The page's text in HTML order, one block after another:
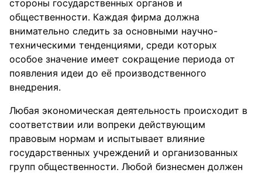
стороны государственных органов и
общественности. Каждая фирма должна
внимательно следить за основными научно-
техническими тенденциями, среди которых
особое значение имеет сокращение периода от
появления идеи до её производственного
внедрения.
Любая экономическая деятельность происходит в
соответствии или вопреки действующим
правовым нормам и испытывает влияние
государственных учреждений и организованных
групп общественности. Любой бизнесмен должен